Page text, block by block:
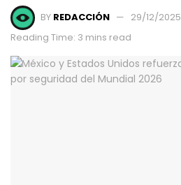
BY REDACCIÓN
29/12/2025
Reading Time: 3 mins read